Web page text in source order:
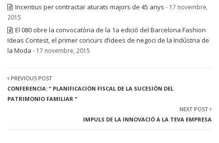
Incentius per contractar aturats majors de 45 anys - 17 novembre,
2015
El 080 obre la convocatòria de la 1a edició del Barcelona Fashion
Ideas Contest, el primer concurs d’idees de negoci de la Indústria de
la Moda - 17 novembre, 2015
PREVIOUS POST
CONFERENCIA: ” PLANIFICACIÓN FISCAL DE LA SUCESIÓN DEL
PATRIMONIO FAMILIAR “
NEXT POST
IMPULS DE LA INNOVACIÓ A LA TEVA EMPRESA